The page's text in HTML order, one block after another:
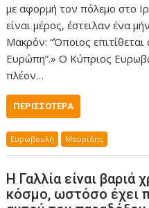
με αφορμή τον πόλεμο στο
είναι μέρος, έστειλαν ένα
Μακρόν: “Όποιος
Ευρώπη”.» Ο Κύπριος
πλέον…
ΠΕΡΙΣΣΌΤΕΡΑ
Ευρωβουλή Μαυρίδης
Η Γαλλία είναι
κόσμο, ωστόσο έχει